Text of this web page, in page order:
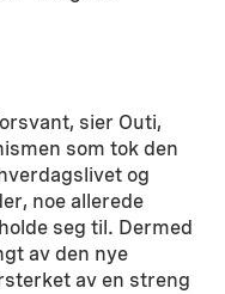
sier Outi,
som tok den
og
noe allerede
seg til. Dermed
av den nye
av en streng